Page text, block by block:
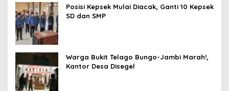
Posisi Kepsek Mulai Diacak, Ganti 10 Kepsek
SD dan SMP
Warga Bukit Telago Bungo-Jambi Marah!,
Kantor Desa Disegel